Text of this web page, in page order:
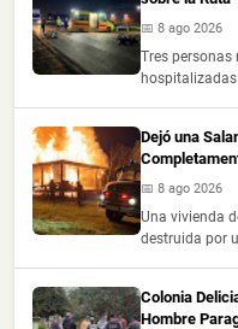
📅 8 ago 2026
Tres personas
Dejó una
📅 8 ago 2026
Una vivienda
destruida por
Colonia
Hombre